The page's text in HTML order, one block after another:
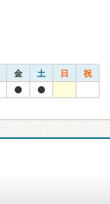
金 土 日 祝